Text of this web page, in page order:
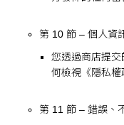
第 10 節 – 個人資
您透過商店提
何檢視《隱私權
第 11 節 – 錯誤、